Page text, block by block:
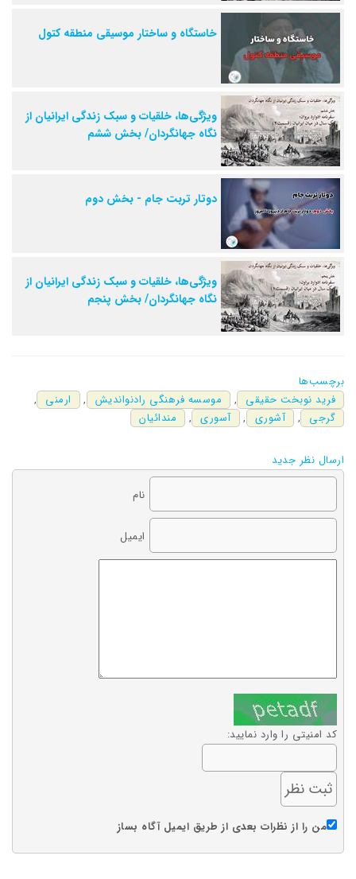
خاستگاه و ساختار موسیقی منطقه کتول
ویژگی‌ها، خلقیات و سبک زندگی ایرانیان از
نگاه جهانگردان/ بخش ششم
دوتار تربت جام - بخش دوم
ویژگی‌ها، خلقیات و سبک زندگی ایرانیان از
نگاه جهانگردان/ بخش پنجم
برچسب‌ها
فرید نوبخت حقیقی
, موسسه فرهنگی رادنواندیش , ارمنی
,
گرجی
, آشوری , آسوری , مندائیان
ارسال نظر جدید
نام
ایمیل
کد امنیتی را وارد نمایید:
من را از نظرات بعدی از طریق ایمیل آگاه بساز